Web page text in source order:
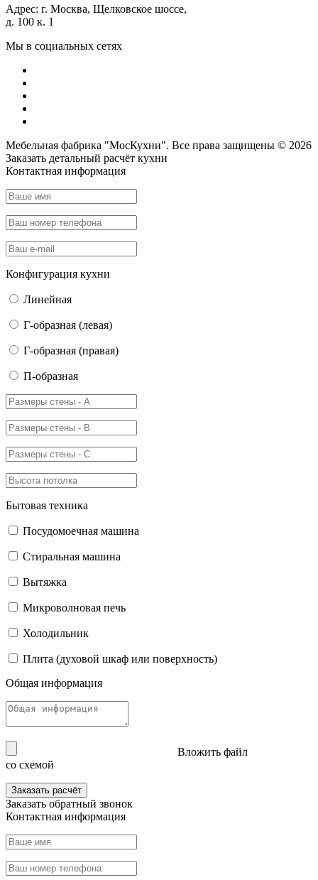
Адрес: г. Москва, Щелковское шоссе,
д. 100 к. 1
Мы в социальных сетях
Мебельная фабрика "МосКухни". Все права защищены © 2026
Заказать детальный расчёт кухни
Контактная информация
Конфигурация кухни
Линейная
Г-образная (левая)
Г-образная (правая)
П-образная
Бытовая техника
Посудомоечная машина
Стиральная машина
Вытяжка
Микроволновая печь
Холодильник
Плита (духовой шкаф или поверхность)
Общая информация
Вложить файл
со схемой
Заказать расчёт
Заказать обратный звонок
Контактная информация